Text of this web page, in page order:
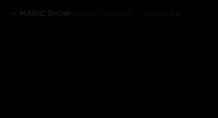
MAGIC SHOW